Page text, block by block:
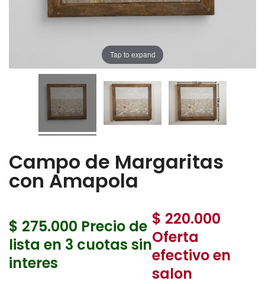
Tap to expand
Campo de Margaritas
con Amapola
$ 275.000 Precio de
lista en 3 cuotas sin
interes
$ 220.000
Oferta
efectivo en
salon